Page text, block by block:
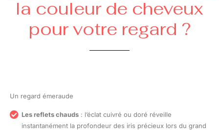
la couleur de cheveux
pour votre regard ?
Un regard émeraude
Les reflets chauds : l’éclat cuivré ou doré réveille
instantanément la profondeur des iris précieux lors du grand